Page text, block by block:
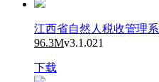
江西省自然人税收管理
96.3Mv3.1.021
下载